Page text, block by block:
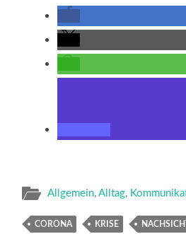
Allgemein, Alltag,
CORONA KRISE